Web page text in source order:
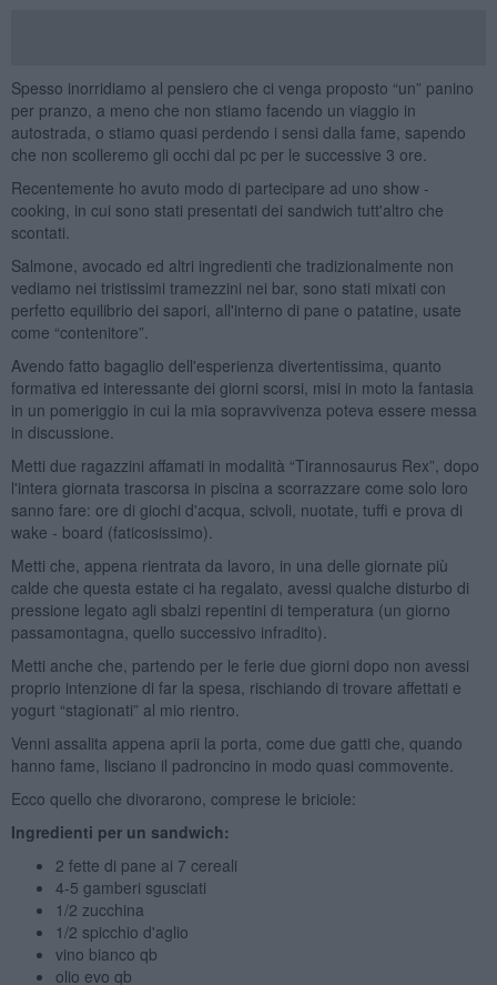
Spesso inorridiamo al pensiero che ci venga proposto “un” panino
per pranzo, a meno che non stiamo facendo un viaggio in
autostrada, o stiamo quasi perdendo i sensi dalla fame, sapendo
che non scolleremo gli occhi dal pc per le successive 3 ore.
Recentemente ho avuto modo di partecipare ad uno show -
cooking, in cui sono stati presentati dei sandwich tutt'altro che
scontati.
Salmone, avocado ed altri ingredienti che tradizionalmente non
vediamo nei tristissimi tramezzini nei bar, sono stati mixati con
perfetto equilibrio dei sapori, all'interno di pane o patatine, usate
come “contenitore”.
Avendo fatto bagaglio dell'esperienza divertentissima, quanto
formativa ed interessante dei giorni scorsi, misi in moto la fantasia
in un pomeriggio in cui la mia sopravvivenza poteva essere messa
in discussione.
Metti due ragazzini affamati in modalità “Tirannosaurus Rex”, dopo
l'intera giornata trascorsa in piscina a scorrazzare come solo loro
sanno fare: ore di giochi d'acqua, scivoli, nuotate, tuffi e prova di
wake - board (faticosissimo).
Metti che, appena rientrata da lavoro, in una delle giornate più
calde che questa estate ci ha regalato, avessi qualche disturbo di
pressione legato agli sbalzi repentini di temperatura (un giorno
passamontagna, quello successivo infradito).
Metti anche che, partendo per le ferie due giorni dopo non avessi
proprio intenzione di far la spesa, rischiando di trovare affettati e
yogurt “stagionati” al mio rientro.
Venni assalita appena aprii la porta, come due gatti che, quando
hanno fame, lisciano il padroncino in modo quasi commovente.
Ecco quello che divorarono, comprese le briciole:
Ingredienti per un sandwich:
2 fette di pane ai 7 cereali
4-5 gamberi sgusciati
1/2 zucchina
1/2 spicchio d'aglio
vino bianco qb
olio evo qb